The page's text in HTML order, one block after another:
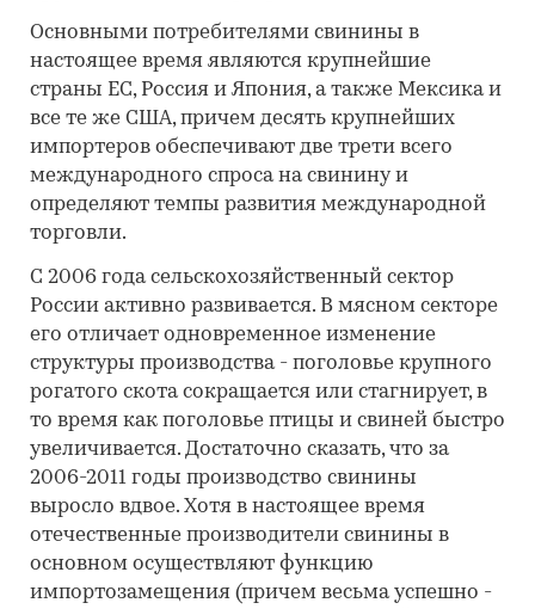
Основными потребителями свинины в
настоящее время являются крупнейшие
страны ЕС, Россия и Япония, а также Мексика и
все те же США, причем десять крупнейших
импортеров обеспечивают две трети всего
международного спроса на свинину и
определяют темпы развития международной
торговли.
С 2006 года сельскохозяйственный сектор
России активно развивается. В мясном секторе
его отличает одновременное изменение
структуры производства - поголовье крупного
рогатого скота сокращается или стагнирует, в
то время как поголовье птицы и свиней быстро
увеличивается. Достаточно сказать, что за
2006-2011 годы производство свинины
выросло вдвое. Хотя в настоящее время
отечественные производители свинины в
основном осуществляют функцию
импортозамещения (причем весьма успешно -